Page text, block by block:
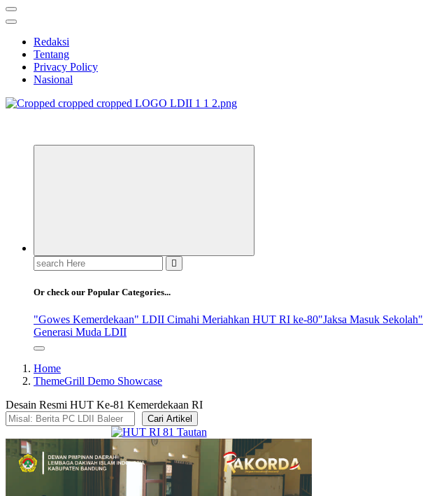
Redaksi
Tentang
Privacy Policy
Nasional
Search
for:
Or check our Popular Categories...
"Gowes Kemerdekaan" LDII Cimahi Meriahkan HUT RI ke-80"Jaksa Masuk Sekolah"
Generasi Muda LDII
Home
ThemeGrill Demo Showcase
Desain Resmi HUT Ke-81 Kemerdekaan RI
Cari Artikel